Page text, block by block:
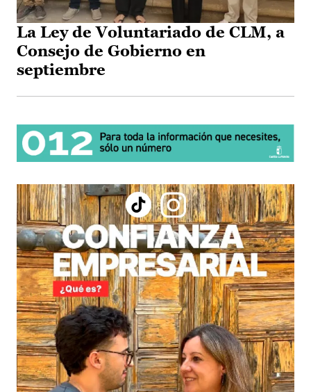
La Ley de Voluntariado de CLM, a
Consejo de Gobierno en
septiembre